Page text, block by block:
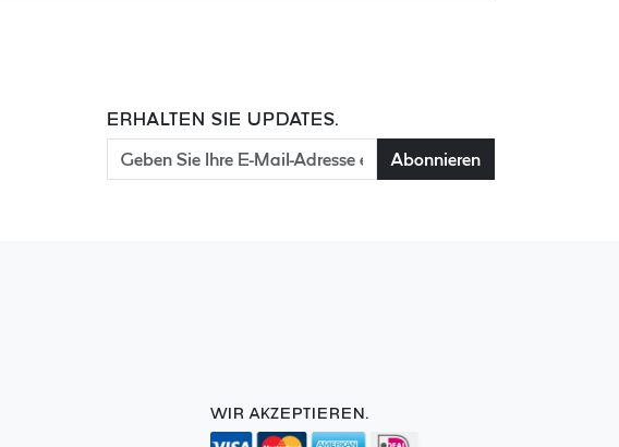
ERHALTEN SIE UPDATES.
Abonnieren
WIR AKZEPTIEREN.